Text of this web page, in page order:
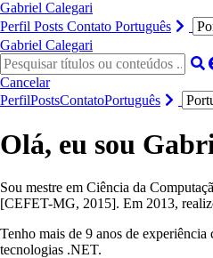
Gabriel Calegari
Perfil Posts Contato Português
Gabriel Calegari
Cancelar
PerfilPostsContatoPortuguês
Olá, eu sou
Sou mestre em Ciência da
[CEFET-MG, 2015]. Em 2013,
Tenho mais de 9 anos de
tecnologias .NET.